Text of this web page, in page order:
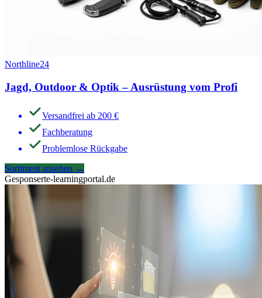
Northline24
Jagd, Outdoor & Optik – Ausrüstung vom Profi
Versandfrei ab 200 €
Fachberatung
Problemlose Rückgabe
Sortiment ansehen →
Gesponserte-learningportal.de